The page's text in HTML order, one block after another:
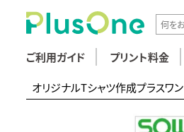
ご利用ガイド プリント料金
オリジナルTシャツ作成プラスワン